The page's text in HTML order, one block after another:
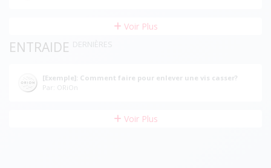
Voir Plus
ENTRAIDE DERNIÈRES
[Exemple]: Comment faire pour enlever une vis casser?
Par: ORiOn
Voir Plus